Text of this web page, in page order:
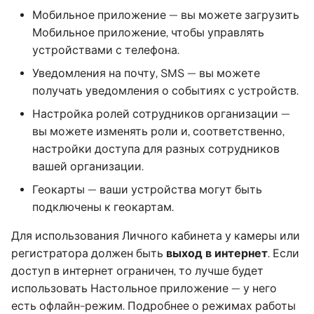
маркетплейсов
Совместимое
оборудование
Техническая поддержка
Отчёты
Техническая поддержка
Диагностика и
устранение неполадок
Техническая поддержка
Поддерживаемые
устройства
Возможные проблемы и
их устранение
Техническая поддержка
Мобильное приложение — вы можете загрузить
Мобильное приложение, чтобы управлять
устройствами с телефона.
Уведомления на почту, SMS — вы можете
получать уведомления о событиях с устройств.
Настройка ролей сотрудников организации —
вы можете изменять роли и, соответственно,
настройки доступа для разных сотрудников
вашей организации.
Геокарты — ваши устройства могут быть
подключены к геокартам.
Для использования Личного кабинета у камеры или
регистратора должен быть выход в интернет. Если
доступ в интернет ограничен, то лучше будет
использовать Настольное приложение — у него
есть офлайн-режим. Подробнее о режимах работы